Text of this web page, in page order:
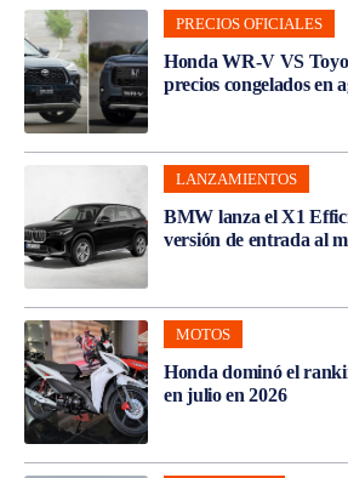
PRECIOS OFICIALES
Honda WR-V VS
precios congelados en
LANZAMIENTOS
BMW lanza el X1
versión de entrada al
MOTOS
Honda dominó el
en julio en 2026